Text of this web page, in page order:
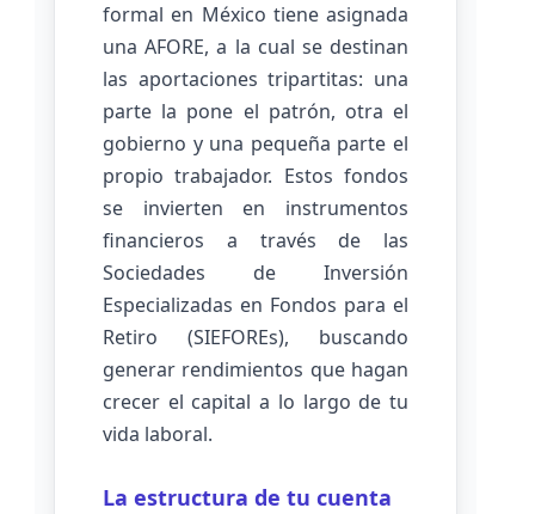
formal en México tiene asignada
una AFORE, a la cual se destinan
las aportaciones tripartitas: una
parte la pone el patrón, otra el
gobierno y una pequeña parte el
propio trabajador. Estos fondos
se invierten en instrumentos
financieros a través de las
Sociedades de Inversión
Especializadas en Fondos para el
Retiro (SIEFOREs), buscando
generar rendimientos que hagan
crecer el capital a lo largo de tu
vida laboral.
La estructura de tu cuenta